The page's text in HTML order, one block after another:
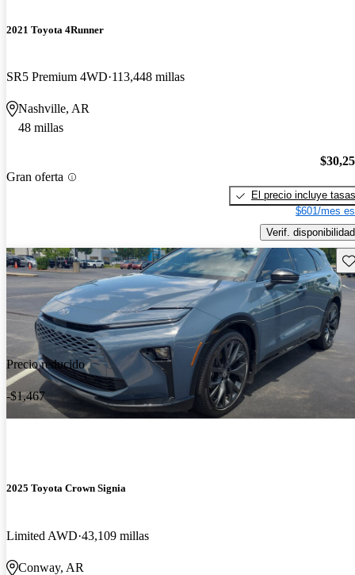
2021 Toyota 4Runner
SR5 Premium 4WD 113,448 millas
Nashville, AR
48 millas
Gran oferta
El precio incluye tasas
$601/mes
Verif. disponibilidad
Precio reducido
-$1,467
2025 Toyota Crown Signia
Limited AWD 43,109 millas
Conway, AR